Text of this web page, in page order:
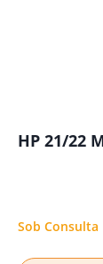
HP 21/22
Sob Consulta